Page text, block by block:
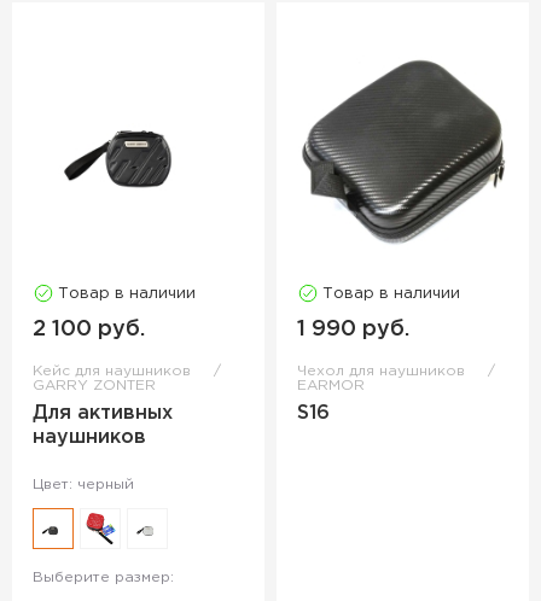
Товар в наличии
2 100 руб.
Кейс для наушников
GARRY ZONTER
Для активных
наушников
Цвет: черный
Выберите размер:
Товар в наличии
1 990 руб.
Чехол для наушников
EARMOR
S16